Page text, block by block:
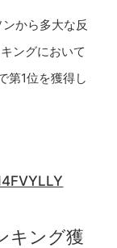
から多大な反
ングにおいて
第1位を獲得し
キング獲